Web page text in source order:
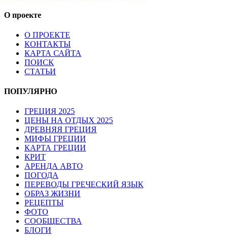
О проекте
О ПРОЕКТЕ
КОНТАКТЫ
КАРТА САЙТА
ПОИСК
СТАТЬИ
ПОПУЛЯРНО
ГРЕЦИЯ 2025
ЦЕНЫ НА ОТДЫХ 2025
ДРЕВНЯЯ ГРЕЦИЯ
МИФЫ ГРЕЦИИ
КАРТА ГРЕЦИИ
КРИТ
АРЕНДА АВТО
ПОГОДА
ПЕРЕВОДЫ ГРЕЧЕСКИЙ ЯЗЫК
ОБРАЗ ЖИЗНИ
РЕЦЕПТЫ
ФОТО
СООБЩЕСТВА
БЛОГИ